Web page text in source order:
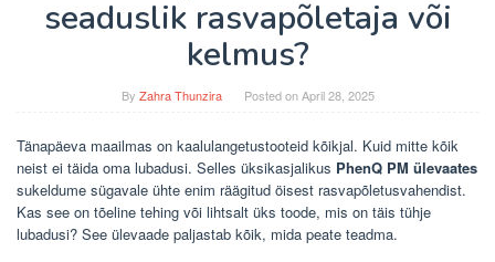
seaduslik rasvapõletaja või
kelmus?
By Zahra Thunzira Posted onApril 28, 2025
Tänapäeva maailmas on kaalulangetustooteid kõikjal. Kuid mitte kõik
neist ei täida oma lubadusi. Selles üksikasjalikus PhenQ PM ülevaates
sukeldume sügavale ühte enim räägitud öisest rasvapõletusvahendist.
Kas see on tõeline tehing või lihtsalt üks toode, mis on täis tühje
lubadusi? See ülevaade paljastab kõik, mida peate teadma.